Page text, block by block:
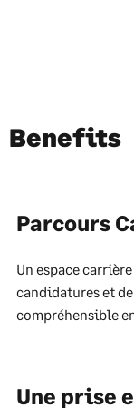
Benefits
Parcours
Un espace
candidatures et
compréhensible
Une prise